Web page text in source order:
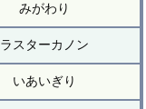
みがわり
ラスターカノン
いあいぎり